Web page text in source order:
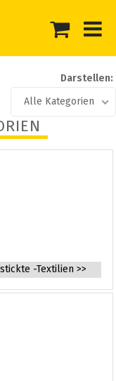
Darstellen:
Alle Kategorien
-Textilien >>